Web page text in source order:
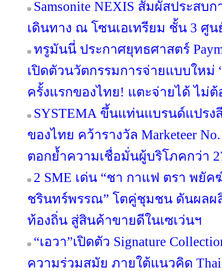
Samsonite NEXIS สัมผัสประส
เดินทาง ณ โซนเอเทรียม ชั้น 3 ศูน
ทรูมันนี่ ประกาศยุทธศาสตร์
เปิดตัวนวัตกรรมการจ่ายแบบใหม่
ครั้งแรกของไทย! แตะจ่ายได้ ไม่ต้
SYSTEMA ขึ้นแท่นแบรนด์แปร
ของไทย คว้ารางวัล Marketeer
ตอกย้ำความเชื่อมั่นผู้บริโภคกว่า
2 SME เด่น “ชา กาแฟ ตรา พยั
ชรินทร์พรรณ” โตคู่ชุมชน ดันผลผ
ท้องถิ่น สู่สินค้าขายดีในเซเว่นฯ
“เอวา”เปิดตัว Signature
ความร่วมสมัย ภายใต้แนวคิด Thai